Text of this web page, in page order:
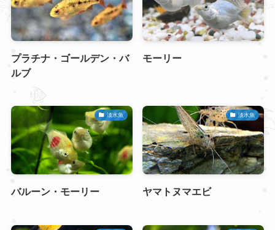
プラチナ・ゴールデン・バ
ルブ
モーリー
淡水魚
バルーン・モーリー
淡水魚
ヤマトヌマエビ